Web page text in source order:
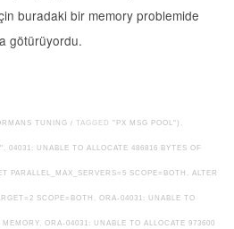
buradaki bir memory problemide
götürüyordu.
TUNING / TAGGED "PX MSG POOL") ,
, 04031: UNABLE TO ALLOCATE 486816 BYTES OF
PARALLEL_MAX_SERVERS=5 SCOPE=BOTH , ALTER
SCOPE=BOTH , ORA-04031: UNABLE TO
MEMORY, ORA-04031: UNABLE TO ALLOCATE 973600